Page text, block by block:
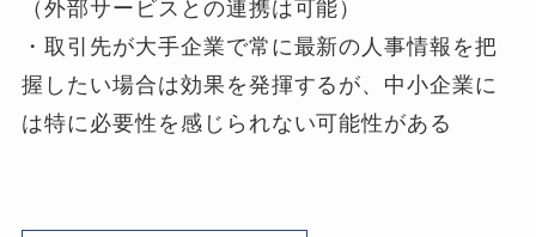
（外部サービスとの連携は可能）
・取引先が大手企業で常に最新の人事情報を把
握したい場合は効果を発揮するが、中小企業に
は特に必要性を感じられない可能性がある